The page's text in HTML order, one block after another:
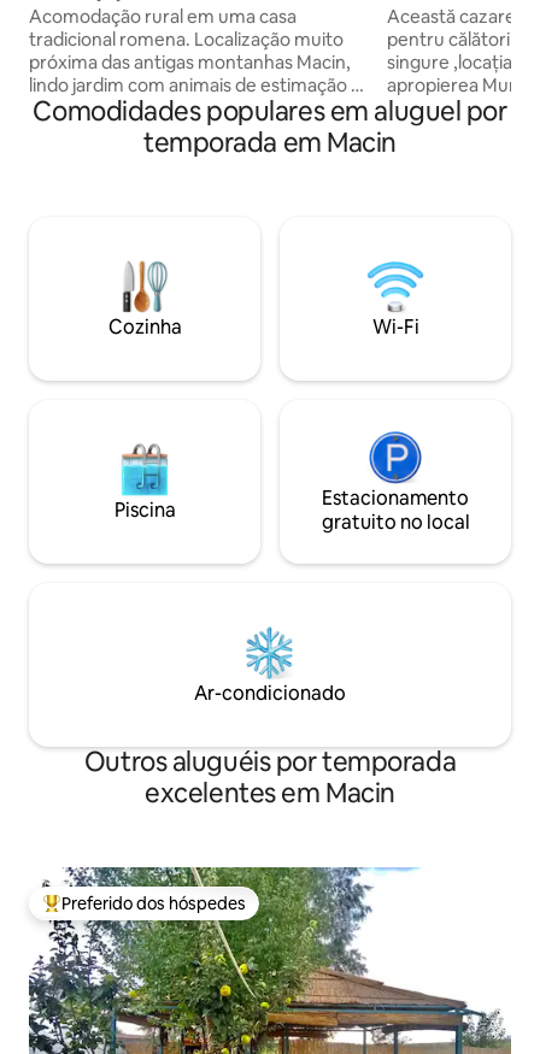
Acomodação rural em uma casa
tradicional romena. Localização muito
próxima das antigas montanhas Macin,
lindo jardim com animais de estimação e
plantio de leguminosas e frutas. Áreas
verdes para churrascos e relaxamento.
As bicicletas estão à sua disposição para
Această cazare
pentru călătoriile
singure ,locația
apropierea
Dunăre ,locația
camere atât cu
și paturi
Comodidades populares em aluguel por
temporada em Macin
Cozinha Wi-Fi
Piscina
Estacionamento
gratuito no local
Ar-condicionado
Outros aluguéis por temporada
excelentes em Macin
Entre os melhores preferidos dos hóspedes
Preferido dos hóspedes